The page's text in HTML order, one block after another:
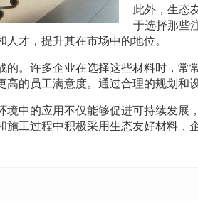
此外，生态
于选择那些
才，提升其在市场中的地位。
的。许多企业在选择这些材料时，
的员工满意度。通过合理的规划和
境中的应用不仅能够促进可持续发
工过程中积极采用生态友好材料，